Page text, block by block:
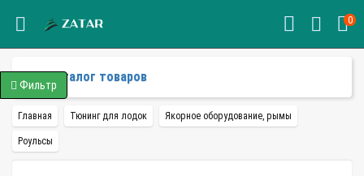
0
Каталог товаров
Главная Тюнинг для лодок Якорное оборудование, рымы
Роульсы
Фильтр